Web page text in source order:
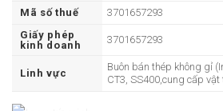
Mã số thuế
3701657293
Giấy phép
kinh doanh
3701657293
Linh vực
Buôn bán thép không gỉ
CT3, SS400,cung cấp vật